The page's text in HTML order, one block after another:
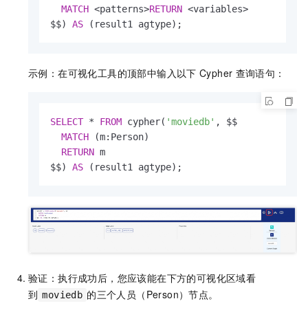
MATCH <patterns>RETURN <variables>
$$) AS (result1 agtype);
示例：在可视化工具的顶部中输入以下 Cypher 查询语句：
SELECT * FROM cypher( 'moviedb' , $$
MATCH (m:Person)
RETURN m
$$) AS (result1 agtype);
验证：执行成功后，您应该能在下方的可视化区域看
到 moviedb 的三个人员（Person）节点。